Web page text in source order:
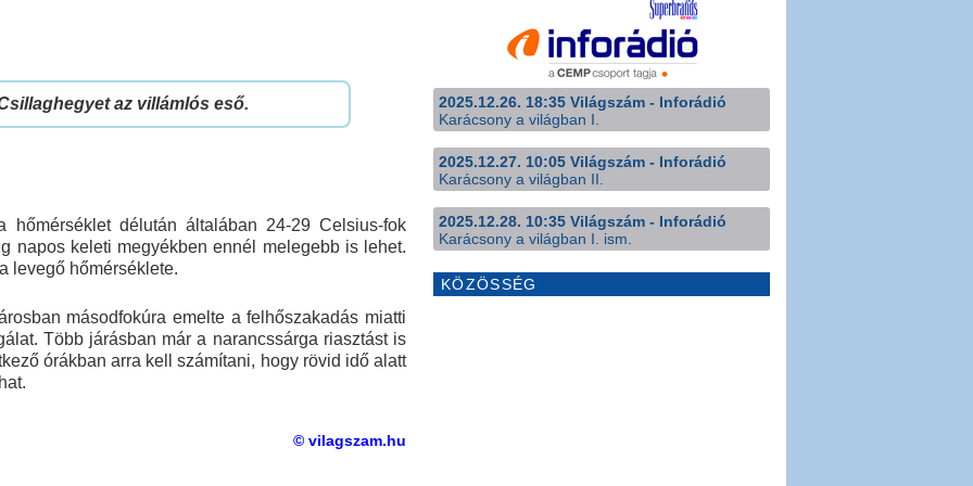
az villámlós eső.
hőmérséklet délután általában 24-29 Celsius-fok
napos keleti megyékben ennél melegebb is lehet.
levegő hőmérséklete.
másodfokúra emelte a felhőszakadás miatti
Több járásban már a narancssárga riasztást is
órákban arra kell számítani, hogy rövid idő alatt
© vilagszam.hu
2025.12.26. 18:35 Világszám - Inforádió
Karácsony a világban I.
2025.12.27. 10:05 Világszám - Inforádió
Karácsony a világban II.
2025.12.28. 10:35 Világszám - Inforádió
Karácsony a világban I. ism.
KÖZÖSSÉG